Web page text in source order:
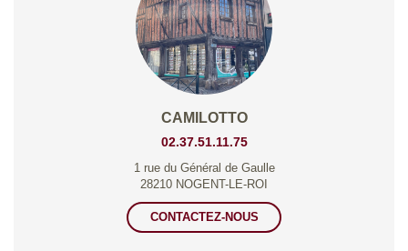
CAMILOTTO
02.37.51.11.75
1 rue du Général de Gaulle
28210 NOGENT-LE-ROI
CONTACTEZ-NOUS